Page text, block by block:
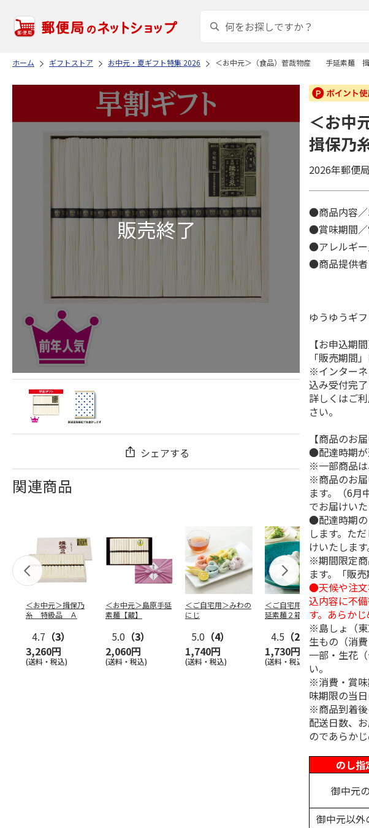
ホーム ギフトストア お中元・夏ギフト特集 2026 ＜お中元＞（食品）菅哉物産 手延素麺 揖
シェアする
関連商品
＜お中元＞揖保乃
糸 特級品 Ａ
4.7 （3）
3,260円
(送料・税込)
＜お中元＞島原手延
素麺【蔵】
5.0 （3）
2,060円
(送料・税込)
＜ご自宅用＞みわの
にじ
5.0 （4）
1,740円
(送料・税込)
＜ご自宅用＞島原手
延素麺２箱・黒ごま
4.5 （2）
1,730円
(送料・税込)
＜お中
素麺３
ね）】
5.0
(送料
＜お
揖保乃
2026年郵便
●商品内容
●賞味期間
●アレルギ
●商品提供者
ゆうゆうギ
【お申込期間
「販売期間
※インターネ
込み受付完了
詳しくはご
さい。
【商品のお
●配達時期が
※一部商品は
※商品のお届
ます。（6月
でお届けいた
●配達時期の
します。た
けいたします
※期間限定商
ます。「販
●天候や注文
込内容に不
す。あらかじ
※島しょ（東
生もの（消
一部・生花
い。
※消費・賞味
味期限の当
※商品到着後
配送日数、
のであらか
のし指
御中元
御中元以外